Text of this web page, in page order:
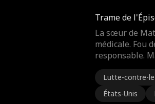
Trame de
La sœur de
médicale. Fou
responsable.
Lutte-contre-
États-Unis